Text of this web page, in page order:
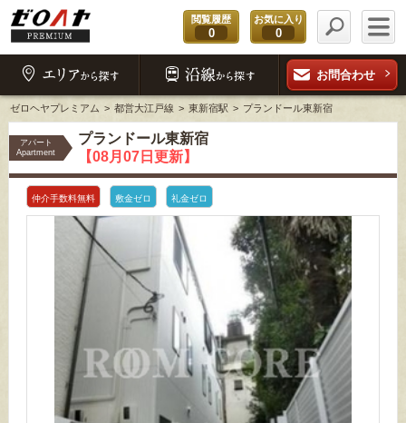
閲覧履歴
0
お気に入り
0
お問合わせ
ゼロヘヤプレミアム 都営大江戸線 東新宿駅 プランドール東新宿
アパート
Apartment
プランドール東新宿
【08月07日更新】
仲介手数料無料 敷金ゼロ 礼金ゼロ